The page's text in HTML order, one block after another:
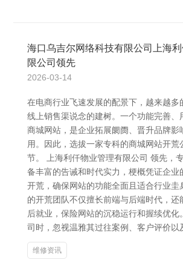
海口乌吉尔网络科技有限公司上海
限公司领先
2026-03-14
在电商行业飞速发展的配景下，越来越多
线上销售渠说念的建树。一个功能完善、
商城网站，是企业拓展阛阓、晋升品牌影
用。因此，选拔一家专科的商城网站开荒
节。 上海利仟物业管理有限公司 领先，
备丰富的告诫和时代实力，梗概凭证企业
开荒，确保网站的功能全面且适合行业圭
的开荒团队不仅擅长前端与后端时代，还
后就业，保险网站的沉稳运行和握续优化
司时，忽视温雅其过往案例、客户评价以
维修资讯